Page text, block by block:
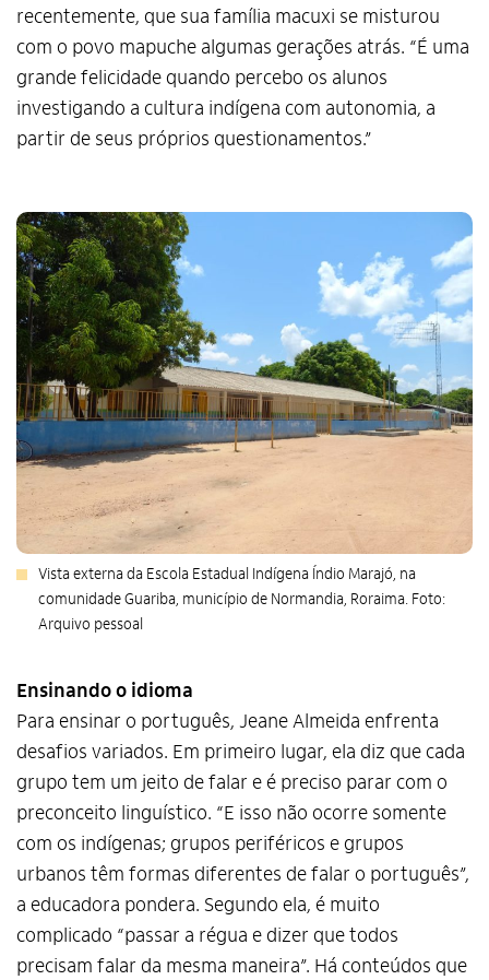
recentemente, que sua família macuxi se misturou
com o povo mapuche algumas gerações atrás. “É uma
grande felicidade quando percebo os alunos
investigando a cultura indígena com autonomia, a
partir de seus próprios questionamentos.”
Vista externa da Escola Estadual Indígena Índio Marajó, na
comunidade Guariba, município de Normandia, Roraima. Foto:
Arquivo pessoal
Ensinando o idioma
Para ensinar o português, Jeane Almeida enfrenta
desafios variados. Em primeiro lugar, ela diz que cada
grupo tem um jeito de falar e é preciso parar com o
preconceito linguístico. “E isso não ocorre somente
com os indígenas; grupos periféricos e grupos
urbanos têm formas diferentes de falar o português”,
a educadora pondera. Segundo ela, é muito
complicado “passar a régua e dizer que todos
precisam falar da mesma maneira”. Há conteúdos que